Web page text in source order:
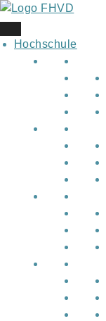
Skip
to
content
Hochschule